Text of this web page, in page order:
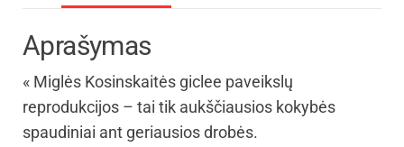
Aprašymas
« Miglės Kosinskaitės giclee paveikslų
reprodukcijos – tai tik aukščiausios kokybės
spaudiniai ant geriausios drobės.